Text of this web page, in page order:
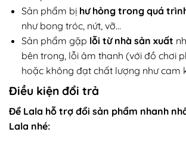
Sản phẩm bị hư hỏng trong quá
như bong tróc, nứt, vỡ…
Sản phẩm gặp lỗi từ nhà sản xuất
bên trong, lỗi âm thanh (với đồ chơi
hoặc không đạt chất lượng như cam
Điều kiện đổi trả
Để Lala hỗ trợ đổi sản phẩm nhanh
Lala nhé: